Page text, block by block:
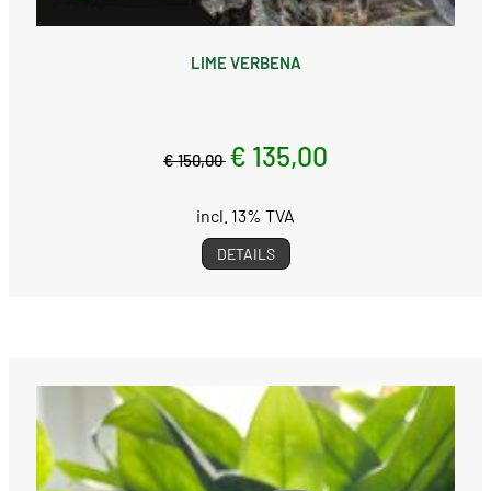
LIME VERBENA
€ 150,00 € 135,00
incl. 13% TVA
DETAILS